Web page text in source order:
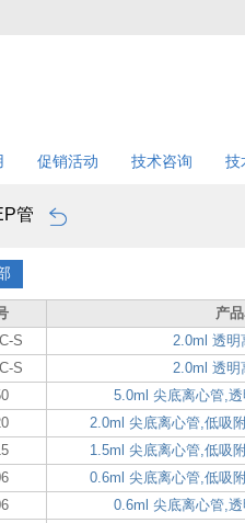
促销活动 技术咨询 技
管
产
S
2.0ml 透明
S
2.0ml 透明
5.0ml 尖底离心管,
2.0ml 尖底离心管,低吸
1.5ml 尖底离心管,低吸
0.6ml 尖底离心管,低吸
0.6ml 尖底离心管,